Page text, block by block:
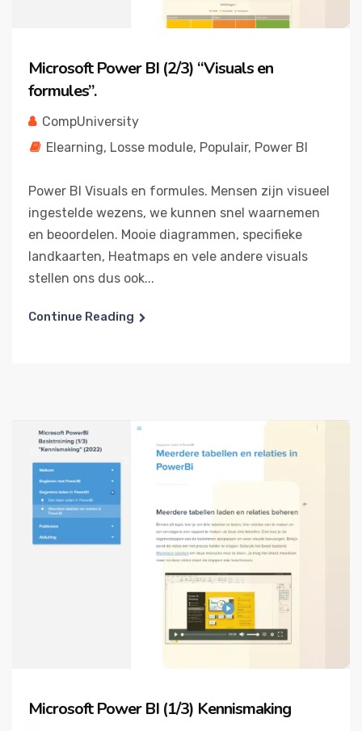
Microsoft Power BI (2/3) “Visuals en
formules”.
CompUniversity
Elearning, Losse module, Populair, Power BI
Power BI Visuals en formules. Mensen zijn visueel
ingestelde wezens, we kunnen snel waarnemen
en beoordelen. Mooie diagrammen, specifieke
landkaarten, Heatmaps en vele andere visuals
stellen ons dus ook...
Continue Reading
Microsoft Power BI (1/3) Kennismaking